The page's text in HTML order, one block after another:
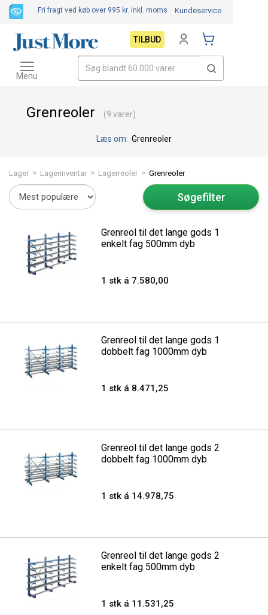
Grenreoler (9 varer)
Læs om: Grenreoler
Lager > Lagerinventar > Lagerreoler > Grenreoler
Søgefilter
Grenreol til det lange gods 1
enkelt fag 500mm dyb
1 stk á 7.580,00
Grenreol til det lange gods 1
dobbelt fag 1000mm dyb
1 stk á 8.471,25
Grenreol til det lange gods 2
dobbelt fag 1000mm dyb
1 stk á 14.978,75
Grenreol til det lange gods 2
enkelt fag 500mm dyb
1 stk á 11.531,25
Fri fragt ved køb over 995 kr. inkl. moms Kundeservice
TILBUD
Toggle
navigation
Menu